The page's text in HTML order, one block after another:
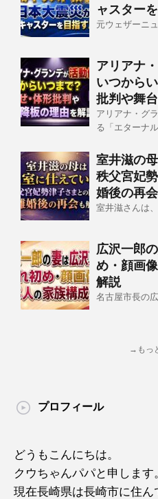
ャスター
元ウェザーニ
アリアナ
いつから
批判や舞
アリアナ・グ
る「エターナ
室井滋の
秩父宮妃
婚後の再
室井滋さんは
広沢一郎
め・顔画
解説
名古屋市長の
→もっ
プロフィール
どうもこんにちは。
クウちゃんパパと申します
現在長崎県は長崎市に住